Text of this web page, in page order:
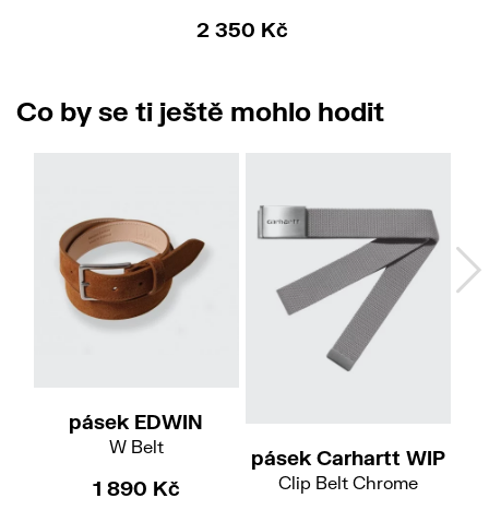
2 350 Kč
Co by se ti ještě mohlo hodit
pásek EDWIN
W Belt
1 890 Kč
pásek Carhartt WIP
Clip Belt Chrome